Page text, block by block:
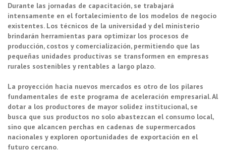
Durante las jornadas de capacitación, se trabajará
intensamente en el fortalecimiento de los modelos de negocio
existentes. Los técnicos de la universidad y del ministerio
brindarán herramientas para optimizar los procesos de
producción, costos y comercialización, permitiendo que las
pequeñas unidades productivas se transformen en empresas
rurales sostenibles y rentables a largo plazo.
La proyección hacia nuevos mercados es otro de los pilares
fundamentales de este programa de aceleración empresarial. Al
dotar a los productores de mayor solidez institucional, se
busca que sus productos no solo abastezcan el consumo local,
sino que alcancen perchas en cadenas de supermercados
nacionales y exploren oportunidades de exportación en el
futuro cercano.